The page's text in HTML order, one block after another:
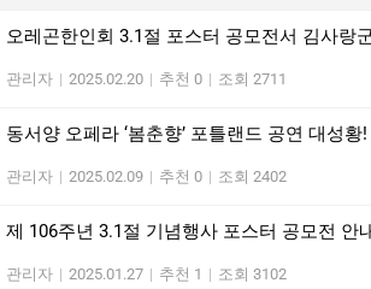
오레곤한인회 3.1절 포스터 공모전서 김사랑
관리자 | 2025.02.20 | 추천 0 | 조회 2711
동서양 오페라 ‘봄춘향’ 포틀랜드 공연 대성황!
관리자 | 2025.02.09 | 추천 0 | 조회 2402
제 106주년 3.1절 기념행사 포스터 공모전 안
관리자 | 2025.01.27 | 추천 1 | 조회 3102